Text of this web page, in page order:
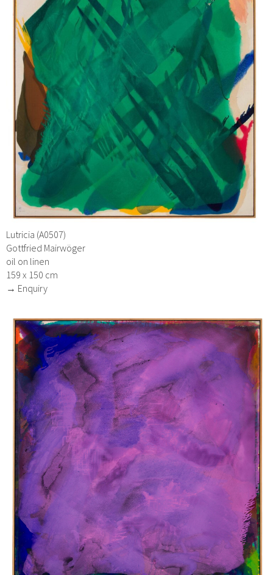
Lutricia (A0507)
Gottfried Mairwöger
oil on linen
159 x 150 cm
→ Enquiry